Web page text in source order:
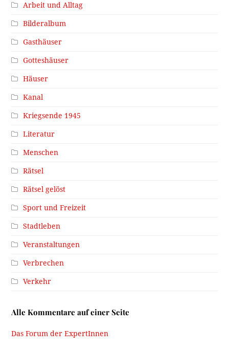
Arbeit und Alltag
Bilderalbum
Gasthäuser
Gotteshäuser
Häuser
Kanal
Kriegsende 1945
Literatur
Menschen
Rätsel
Rätsel gelöst
Sport und Freizeit
Stadtleben
Veranstaltungen
Verbrechen
Verkehr
Alle Kommentare auf einer Seite
Das Forum der ExpertInnen